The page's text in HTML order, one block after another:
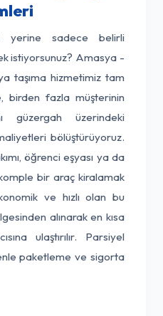
yerine sadece belirli
istiyorsunuz? Amasya -
taşıma hizmetimiz tam
birden fazla müşterinin
güzergah üzerindeki
bölüştürüyoruz.
öğrenci eşyası ya da
bir araç kiralamak
ve hızlı olan bu
alınarak en kısa
ulaştırılır. Parsiyel
paketleme ve sigorta